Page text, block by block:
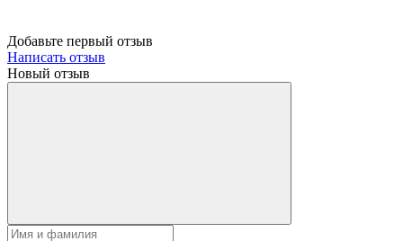
Добавьте первый отзыв
Написать отзыв
Новый отзыв